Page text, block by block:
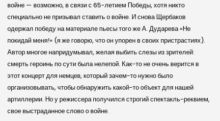
войне — возможно, в связи с 65-летием Победы, хотя никто
специально не призывал ставить о войне. И снова Щербаков
одержал победу на материале пьесы того же А. Дударева «Не
покидай меня!» (я же говорю, что он упорен в своих пристрастиях).
Автор многое напридумывал, желая выбить слезы из зрителей:
смерть героинь по сути была нелепой. Как-то не очень верится в
этот концерт для немцев, который зачем-то нужно было
организовывать, чтобы обнаружить какой-то объект для нашей
артиллерии. Но у режиссера получился строгий спектакль-реквием,
свое выстраданное слово о войне.